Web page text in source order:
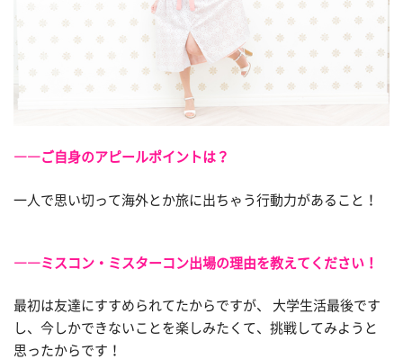
――ご自身のアピールポイントは？
一人で思い切って海外とか旅に出ちゃう行動力があること！
――ミスコン・ミスターコン出場の理由を教えてください！
最初は友達にすすめられてたからですが、 大学生活最後です
し、今しかできないことを楽しみたくて、挑戦してみようと
思ったからです！